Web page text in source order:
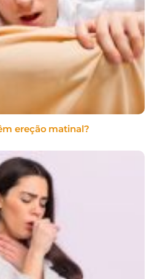
ereção matinal?